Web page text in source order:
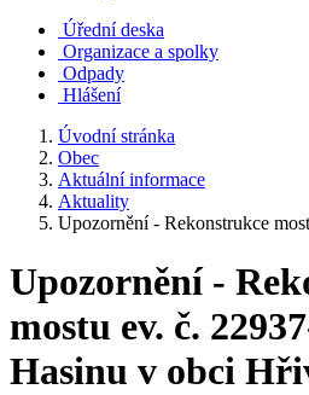
Úřední deska
Organizace a spolky
Odpady
Hlášení
Úvodní stránka
Obec
Aktuální informace
Aktuality
Upozornění - Rekonstrukce
Upozornění -
mostu ev. č.
Hasinu v obci